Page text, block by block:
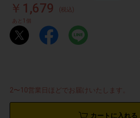
￥1,679 (税込)
あと 1 個
2〜10営業日ほどでお届けいたします。
カートに入れる